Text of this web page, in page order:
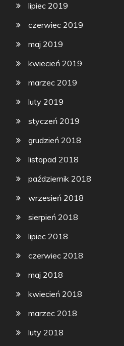
lipiec 2019
czerwiec 2019
maj 2019
kwiecień 2019
marzec 2019
luty 2019
styczeń 2019
grudzień 2018
listopad 2018
październik 2018
wrzesień 2018
sierpień 2018
lipiec 2018
czerwiec 2018
maj 2018
kwiecień 2018
marzec 2018
luty 2018